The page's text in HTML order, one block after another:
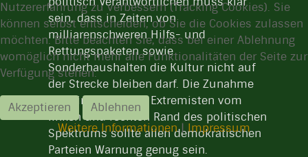
sein, dass in Zeiten von
milliarenschweren Hilfs- und
Rettungspaketen sowie
Sonderhaushalten die Kultur nicht auf
der Strecke bleiben darf. Die Zunahme
des Einflusses der Extremisten vom
linken und rechten Rand des politischen
Spektrums sollte allen demokratischen
Parteien Warnung genug sein.
Nutzererfahrung zu verbessern (Tracking Cookies). Sie
können selbst entscheiden, ob Sie die Cookies zulassen
möchten. Bitte beachten Sie, dass bei einer Ablehnung
womöglich nicht mehr alle Funktionalitäten der Seite zur
Verfügung stehen.
Akzeptieren
Ablehnen
Weitere Informationen|Impressum